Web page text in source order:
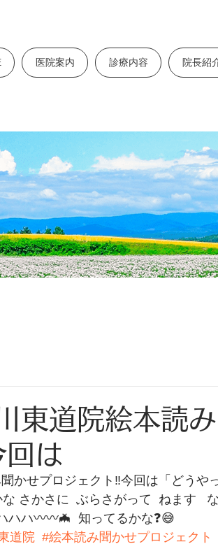
医院案内 診療内容 院長紹
東道院絵本読
回は
かせプロジェクト‼️今回は「どうや
さかさに  ぶらさがって  ねます
ハハ〰️〰️🦇  知ってるかな❓️😅
道院 #絵本読み聞かせプロジェクト